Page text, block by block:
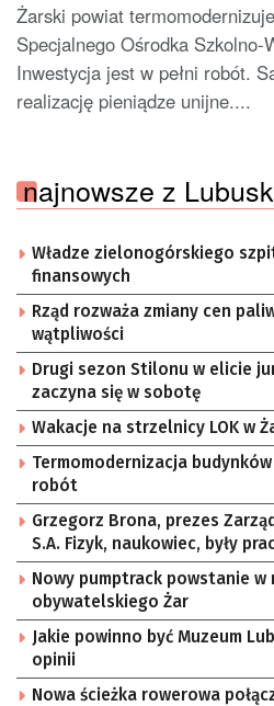
Żarski powiat
Specjalnego Ośrodka Szkolno-
Inwestycja jest w pełni robót.
realizację pieniądze unijne....
najnowsze z
Władze zielonogórskiego
finansowych
Rząd rozważa zmiany cen
wątpliwości
Drugi sezon Stilonu w elicie
zaczyna się w sobotę
Wakacje na strzelnicy LOK w
Termomodernizacja budynków
robót
Grzegorz Brona, prezes
S.A. Fizyk, naukowiec, były pracownik CERN w Genewie,
przedsiębiorca i nauczyciel
habilitowany nauk fizycznych,
Sektorowej ds. Kompetencji
Kosmicznego oraz członek
Kosmicznych i Satelitarnych
Nowy pumptrack powstanie w
obywatelskiego Żar
Jakie powinno być Muzeum
opinii
Nowa ścieżka rowerowa